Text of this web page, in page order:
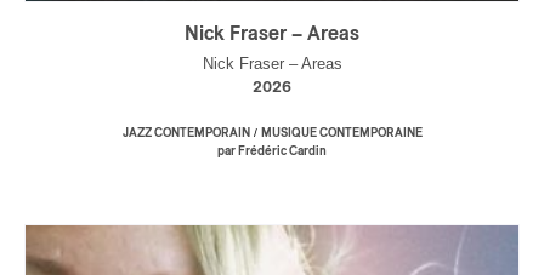
Nick Fraser – Areas
Nick Fraser – Areas
2026
JAZZ CONTEMPORAIN / MUSIQUE CONTEMPORAINE
par Frédéric Cardin